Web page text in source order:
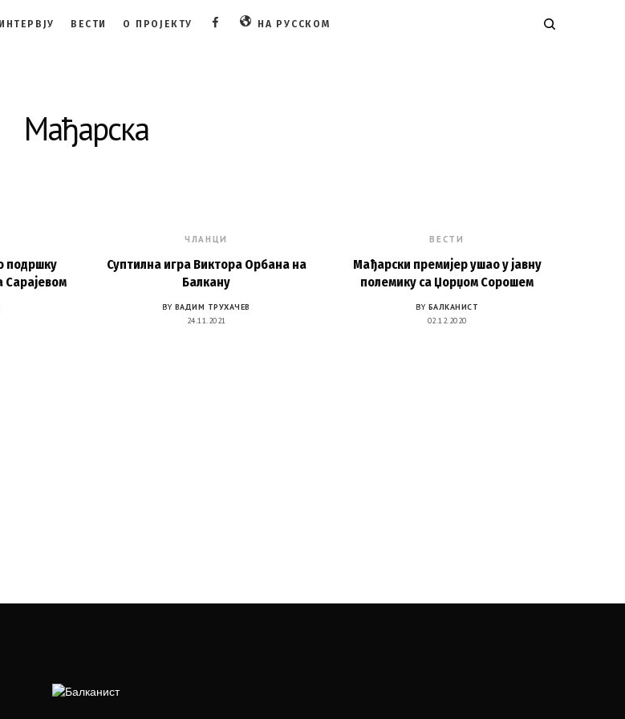
ИНТЕРВЈУ ВЕСТИ О ПРОЈЕКТУ FACEBOOKНА РУССКОМ
Мађарска
подршку
Сарајевом
ЧЛАНЦИ
Суптилна игра Виктора Орбана на
Балкану
BY ВАДИМ ТРУХАЧЕВ
24.11.2021
ВЕСТИ
Мађарски премијер ушао у јавну
полемику са Џорџом Сорошем
BY БАЛКАНИСТ
02.12.2020